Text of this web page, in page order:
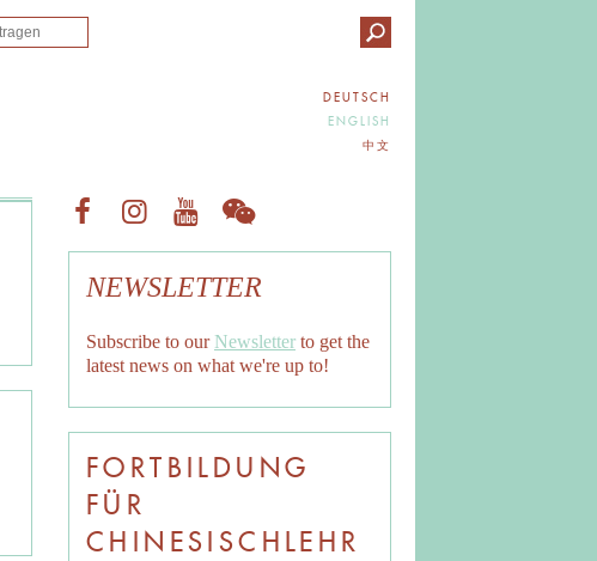
DEUTSCH
ENGLISH
中文
NEWSLETTER
Subscribe to our Newsletter to get the
latest news on what we're up to!
FORTBILDUNG
FÜR
CHINESISCHLEHR